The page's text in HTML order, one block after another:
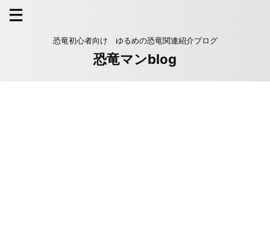
恐竜初心者向け ゆるめの恐竜関連紹介ブログ
恐竜マンblog